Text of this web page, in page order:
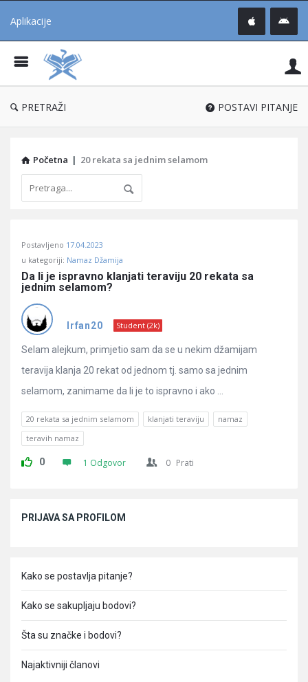
Aplikacije
®
PRETRAŽI POSTAVI PITANJE
Početna | 20 rekata sa jednim selamom
Učene
Latest
Pitanja
Postavljeno 17.04.2023
u kategoriji: Namaz Džamija
Da li je ispravno klanjati teraviju 20 rekata sa
jednim selamom?
Irfan20 Student (2k)
Selam alejkum, primjetio sam da se u nekim džamijam
teravija klanja 20 rekat od jednom tj. samo sa jednim
selamom, zanimame da li je to ispravno i ako ...
20 rekata sa jednim selamom klanjati teraviju
namaz
teravih namaz
0 1 Odgovor 0 Prati
PRIJAVA SA PROFILOM
Kako se postavlja pitanje?
Kako se sakupljaju bodovi?
Šta su značke i bodovi?
Najaktivniji članovi